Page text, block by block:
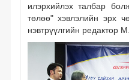
илэрхийлэх талбар
төлөө" хэвлэлийн эрх
нэвтрүүлгийн редактор